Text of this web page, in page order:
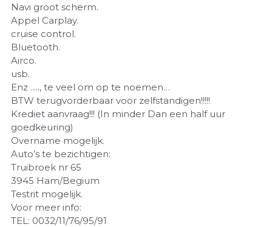
Navi groot scherm.
Appel Carplay.
cruise control.
Bluetooth.
Airco.
usb.
Enz ....., te veel om op te noemen…
BTW terugvorderbaar voor zelfstandigen!!!!!
Krediet aanvraag!!! (In minder Dan een half uur
goedkeuring)
Overname mogelijk.
Auto’s te bezichtigen:
Truibroek nr 65
3945 Ham/Begium
Testrit mogelijk.
Voor meer info:
TEL: 0032/11/76/95/91